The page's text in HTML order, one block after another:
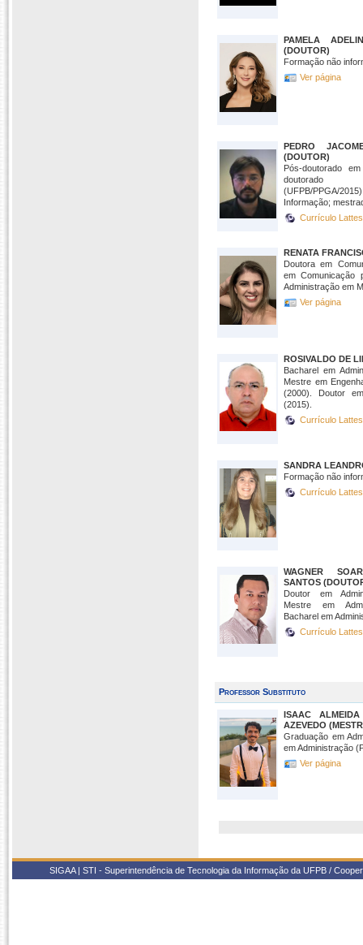
PAMELA
(DOUTOR)
Formação não
Ver página
PEDRO
(DOUTOR)
Pós-doutorado
doutorado
(UFPB/PPGA/
Informação;
Currículo
RENATA
Doutora em
em Comunicação
Administração em
Ver página
ROSIVALDO DE
Bacharel em
Mestre em
(2000). Doutor
(2015).
Currículo
SANDRA
Formação não
Currículo
WAGNER
SANTOS
Doutor em
Mestre em
Bacharel em
Currículo
Professor Substituto
ISAAC
AZEVEDO
Graduação em
em Administração
Ver página
SIGAA | STI - Superintendência de Tecnologia da Informação da UFPB /